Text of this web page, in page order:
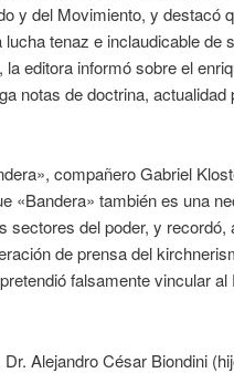
y del Movimiento, y destacó
tenaz e inclaudicable de
editora informó sobre el
notas de doctrina, actualidad
compañero Gabriel
«Bandera» también es una
sectores del poder, y recordó,
de prensa del
falsamente vincular al
Alejandro César Biondini